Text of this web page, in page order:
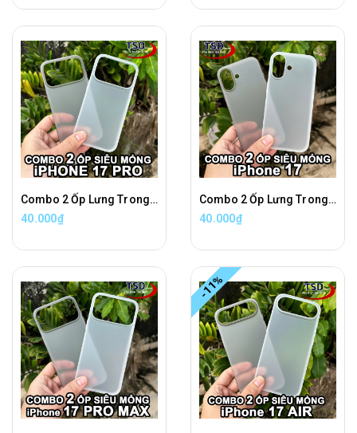
Combo 2 Ốp Lưng Trong Nhám Unibody iPhone 17 PRO Siêu Mỏng
40.000₫
Combo 2 Ốp Lưng Trong Nhám Unibody iPhone 17 Siêu Mỏng
40.000₫
-11%